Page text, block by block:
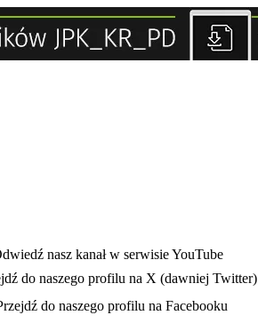
- otwiera się w nowej karcie
nasz kanał w serwisie YouTube
w nowej karcie
do naszego profilu na X (dawniej Twitter)
- otwiera się w nowej karcie
do naszego profilu na Facebooku